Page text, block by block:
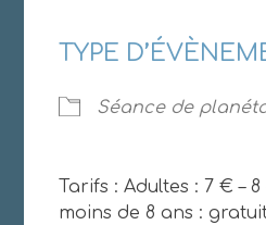
TYPE
Séance de
Tarifs : Adultes : 7 € –
moins de 8 ans :